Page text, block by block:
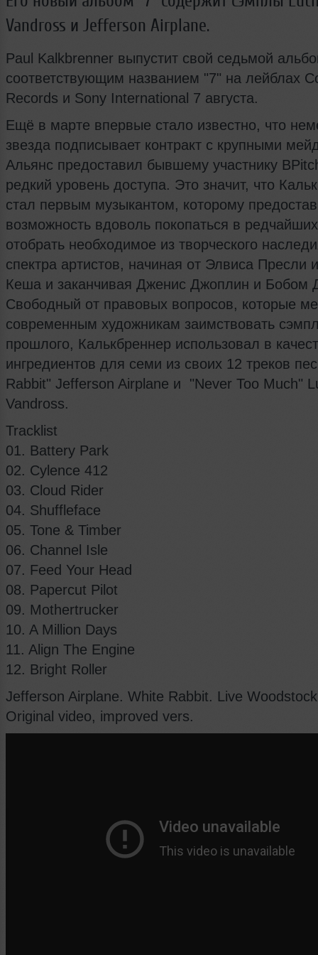
Vandross и Jefferson Airplane.
Paul Kalkbrenner выпустит свой седьмой
соответствующим названием "7" на лейблах
Records и Sony International 7 августа.
Ещё в марте впервые стало известно, что
звезда подписывает контракт с крупными
Альянс предоставил бывшему участнику
редкий уровень доступа. Это значит, что
стал первым музыкантом, которому
возможность вдоволь покопаться в
отобрать необходимое из творческого
спектра артистов, начиная от Элвиса Пресли
Кеша и заканчивая Дженис Джоплин и Бобом
Свободный от правовых вопросов, которые
современным художникам заимствовать
прошлого, Калькбреннер использовал в
ингредиентов для семи из своих 12 треков
Rabbit" Jefferson Airplane и "Never Too Much"
Vandross.
Tracklist
01. Battery Park
02. Cylence 412
03. Cloud Rider
04. Shuffleface
05. Tone & Timber
06. Channel Isle
07. Feed Your Head
08. Papercut Pilot
09. Mothertrucker
10. A Million Days
11. Align The Engine
12. Bright Roller
Jefferson Airplane. White Rabbit. Live
Original video, improved vers.